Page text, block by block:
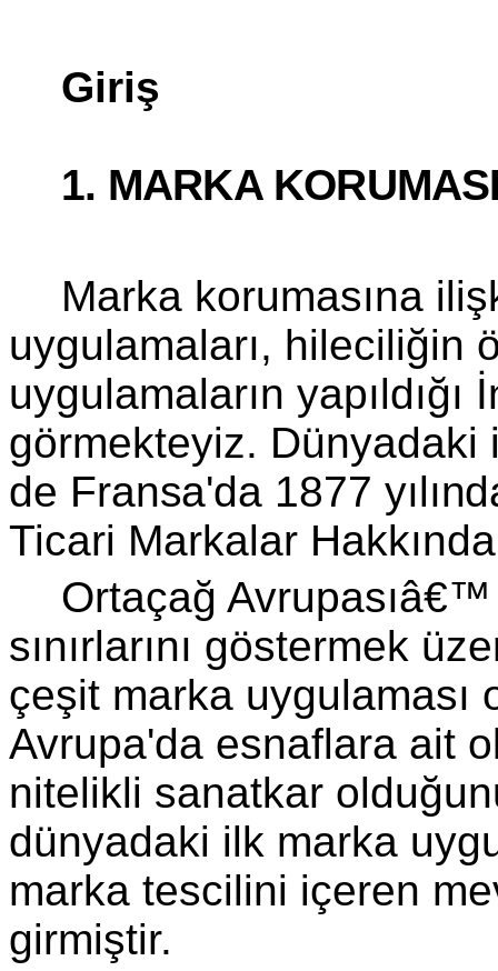
Giriş
1. MARKA
Marka korumasına
uygulamaları, hileciliğin
uygulamaların
görmekteyiz. Dünyadaki
de Fransa'da 1877
Ticari Markalar
Ortaçağ
sınırlarını göstermek
çeşit marka uygulaması
Avrupa'da esnaflara ait
nitelikli sanatkar
dünyadaki ilk marka
marka tescilini içeren
girmiştir.